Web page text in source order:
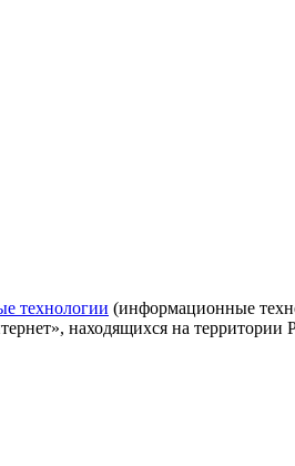
технологии (информационные
находящихся на территории